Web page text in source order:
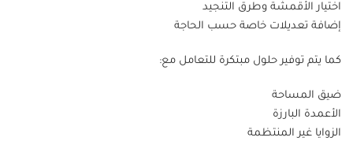
اختيار الأقمشة وطرق التنجيد
إضافة تعديلات خاصة حسب الحاجة
كما يتم توفير حلول مبتكرة للتعامل مع:
ضيق المساحة
الأعمدة البارزة
الزوايا غير المنتظمة